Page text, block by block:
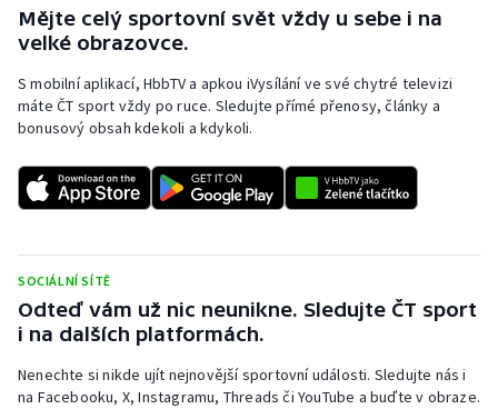
Mějte celý sportovní svět vždy u sebe i na
velké obrazovce.
S mobilní aplikací, HbbTV a apkou iVysílání ve své chytré televizi
máte ČT sport vždy po ruce. Sledujte přímé přenosy, články a
bonusový obsah kdekoli a kdykoli.
SOCIÁLNÍ SÍTĚ
Odteď vám už nic neunikne. Sledujte ČT sport
i na dalších platformách.
Nenechte si nikde ujít nejnovější sportovní události. Sledujte nás i
na Facebooku, X, Instagramu, Threads či YouTube a buďte v obraze.